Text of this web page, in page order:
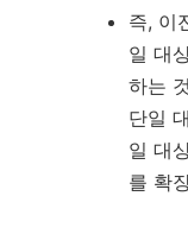
즉, 이
일 대
하는
단일
일 대
를 확